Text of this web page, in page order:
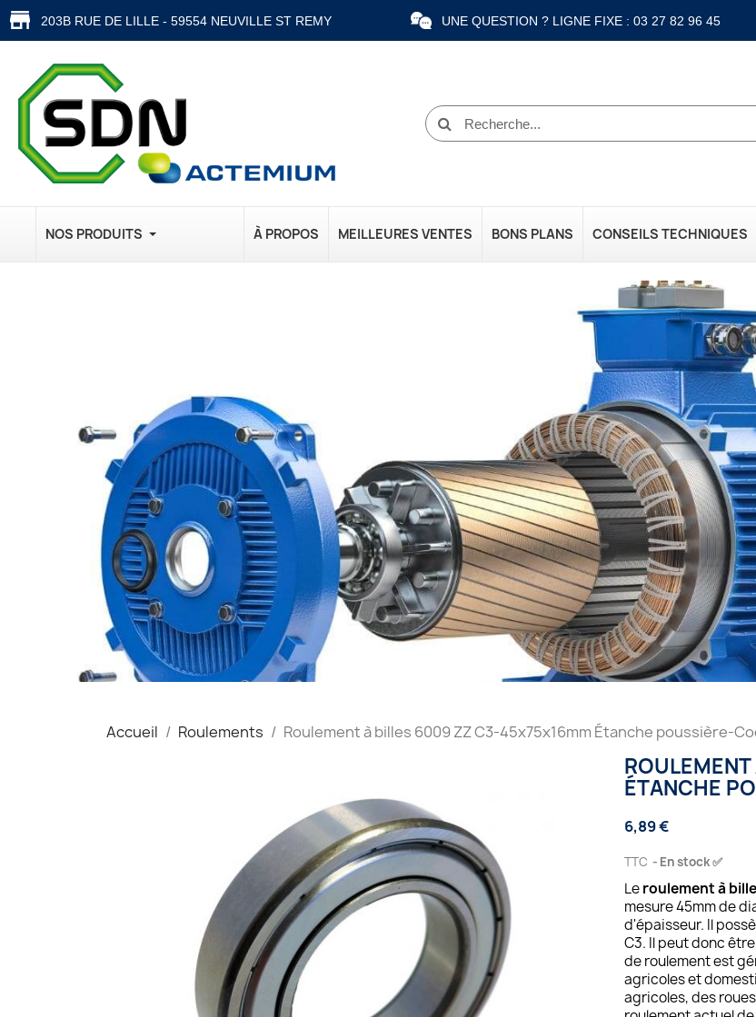
203B RUE DE LILLE - 59554 NEUVILLE ST REMY UNE QUESTION ? LIGNE FIXE : 03 27 82 96 45
NOS PRODUITS À PROPOS MEILLEURES VENTES BONS PLANS CONSEILS TECHNIQUES
Accueil Roulements Roulement à billes 6009 ZZ C3-45x75x16mm Étanche poussière-
ÉTANCHE
6,89 €
TTC En stock ✅
Leroulement à
mesure 45mm de
d'épaisseur. Il
C3. Il peut donc
de roulement est
agricoles et
agricoles, des